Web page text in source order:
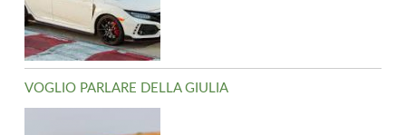
VOGLIO PARLARE DELLA GIULIA